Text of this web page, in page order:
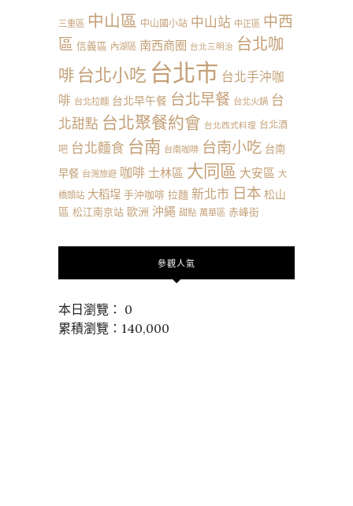
三重區 中山區 中山國小站 中山站 中正區 中西
區 信義區 內湖區 南西商圈 台北三明治 台北咖
啡 台北小吃 台北市 台北手沖咖
啡 台北拉麵 台北早午餐 台北早餐 台北火鍋 台
北甜點 台北聚餐約會 台北西式料理 台北酒
吧 台北麵食 台南 台南咖啡 台南小吃 台南
早餐 台灣旅遊 咖啡 士林區 大同區 大安區 大
橋頭站 大稻埕 手沖咖啡 拉麵 新北市 日本 松山
區 松江南京站 歐洲 沖繩 甜點 萬華區 赤峰街
參觀人氣
本日瀏覽： 0
累積瀏覽：140,000